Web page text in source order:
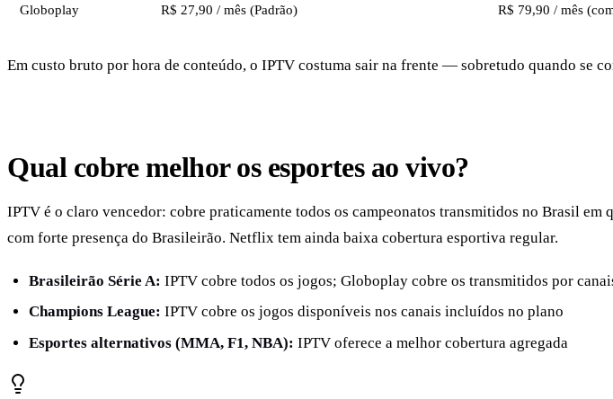
Globoplay R$ 27,90 / mês (Padrão) R$ 79,90 / mês
Em custo bruto por hora de conteúdo, o IPTV costuma sair na frente — sobretudo quando se
Qual cobre melhor os esportes ao vivo?
IPTV é o claro vencedor: cobre praticamente todos os campeonatos transmitidos no Brasil
com forte presença do Brasileirão. Netflix tem ainda baixa cobertura esportiva regular.
Brasileirão Série A: IPTV cobre todos os jogos; Globoplay cobre os transmitidos por
Champions League: IPTV cobre os jogos disponíveis nos canais incluídos no plano
Esportes alternativos (MMA, F1, NBA): IPTV oferece a melhor cobertura agregada